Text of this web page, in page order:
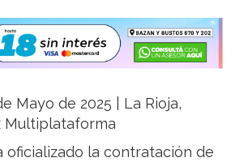
Mayo de 2025 | La Rioja,
Multiplataforma
oficializado la contratación de